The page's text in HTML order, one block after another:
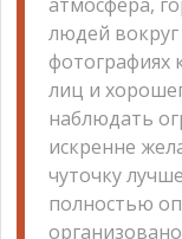
атмосфера,
людей вокруг
фотографиях
лиц и
наблюдать
искренне
чуточку
полностью